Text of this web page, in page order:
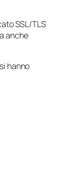
SSL/TLS
anche
hanno